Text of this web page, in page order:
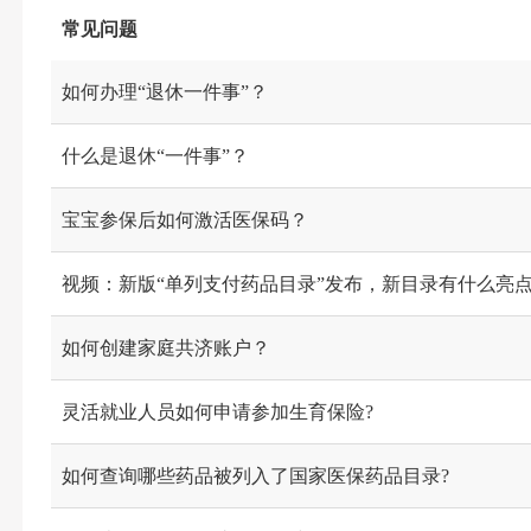
常见问题
如何办理“退休一件事”？
什么是退休“一件事”？
宝宝参保后如何激活医保码？
视频：新版“单列支付药品目录”发布，新目录有什么亮
如何创建家庭共济账户？
灵活就业人员如何申请参加生育保险?
如何查询哪些药品被列入了国家医保药品目录?